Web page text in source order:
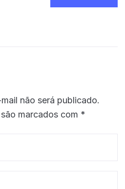
não será publicado.
marcados com *